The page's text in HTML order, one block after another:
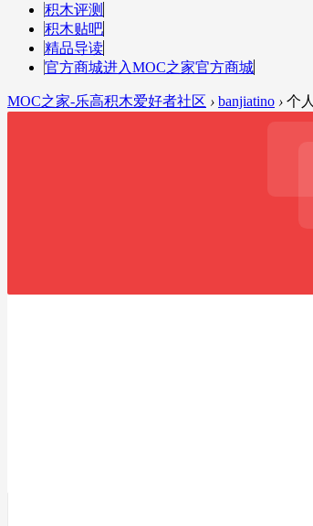
积木评测
积木贴吧
精品导读
官方商城进入MOC之家官方商城
MOC之家-乐高积木爱好者社区 › banjiatino › 个